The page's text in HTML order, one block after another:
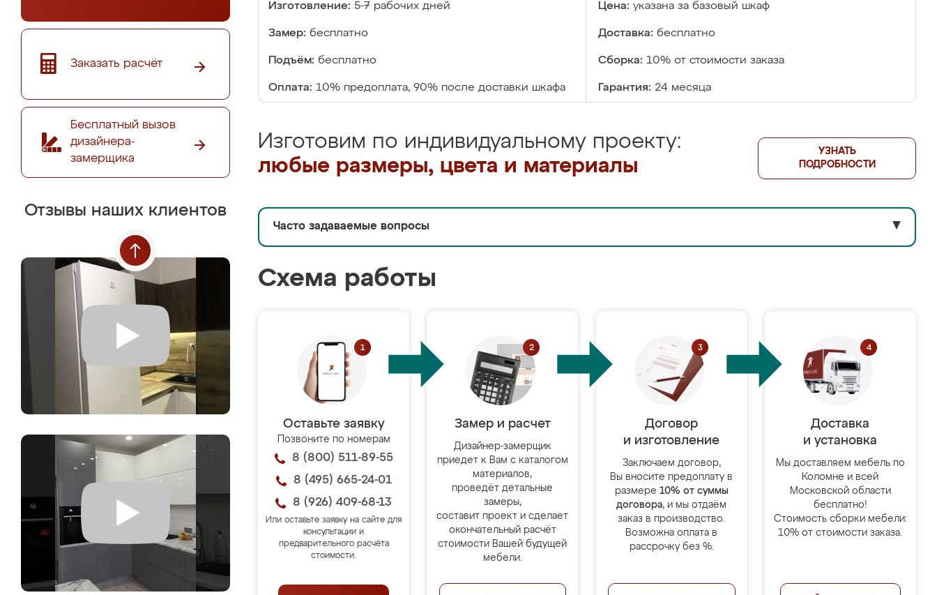
Заказать расчёт
Бесплатный вызов
дизайнера-
замерщика
Отзывы наших клиентов
Изготовление: 5-7 рабочих дней Цена: указана за базовый шкаф
Замер: бесплатно Доставка: бесплатно
Подъём: бесплатно Сборка: 10% от стоимости заказа
Оплата: 10% предоплата, 90% после доставки шкафа Гарантия: 24 месяца
Изготовим по индивидуальному проекту:
любые размеры, цвета и материалы
УЗНАТЬ
ПОДРОБНОСТИ
Часто задаваемые вопросы ▼
Схема работы
Оставьте заявку
Позвоните по номерам
8 (800) 511-89-55
8 (495) 665-24-01
8 (926) 409-68-13
Или оставьте заявку на сайте для
консультации и
предварительного расчёта
стоимости.
Замер и расчет
Дизайнер-замерщик
приедет к Вам с каталогом
материалов,
проведёт детальные
замеры,
составит проект и сделает
окончательный расчёт
стоимости Вашей будущей
мебели.
Договор
и изготовление
Заключаем договор,
Вы вносите предоплату в
размере 10% от суммы
договора, и мы отдаём
заказ в производство.
Возможна оплата в
рассрочку без %.
Доставка
и установка
Мы доставляем мебель по
Коломне и всей
Московской области
бесплатно!
Стоимость сборки мебели:
10% от стоимости заказа.